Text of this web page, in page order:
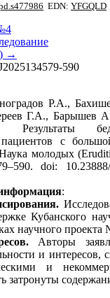
EDN: YFGQLD
→
590
Р.А.,
Г.А., Барышев
с
молодых
doi: 10.23888/
:
Кубанского
научного
Авторы
и интересов,
и
затронуты